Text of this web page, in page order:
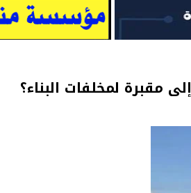
مقبرة لمخلفات البناء؟